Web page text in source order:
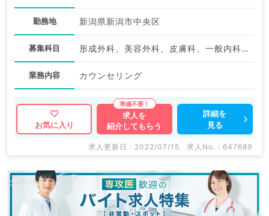
勤務地 新潟県新潟市中央区
募集科目 形成外科、美容外科、皮膚科、一般内科、消化器内科、外科系全般、一般外科、美容皮膚科、科目不問
業務内容 カウンセリング
お気に入り
求人を
紹介してもらう
詳細を
見る
求人更新日 : 2022/07/15 求人No. : 647689